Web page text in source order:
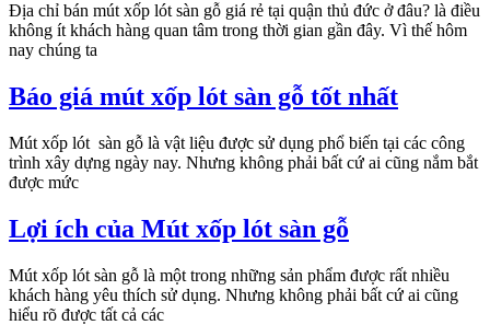
Địa chỉ bán mút xốp lót sàn gỗ giá rẻ tại quận thủ đức ở đâu? là điều
không ít khách hàng quan tâm trong thời gian gần đây. Vì thế hôm
nay chúng ta
Báo giá mút xốp lót sàn gỗ tốt nhất
Mút xốp lót sàn gỗ là vật liệu được sử dụng phổ biến tại các công
trình xây dựng ngày nay. Nhưng không phải bất cứ ai cũng nắm bắt
được mức
Lợi ích của Mút xốp lót sàn gỗ
Mút xốp lót sàn gỗ là một trong những sản phẩm được rất nhiều
khách hàng yêu thích sử dụng. Nhưng không phải bất cứ ai cũng
hiểu rõ được tất cả các